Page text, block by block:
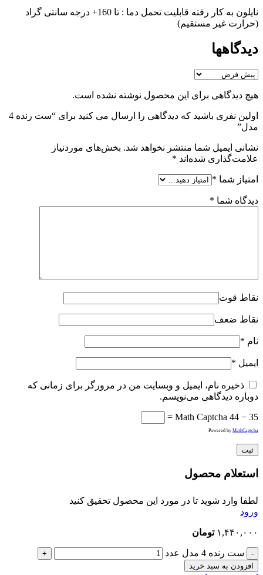
نایلون به کار رفته قابلیت تحمل دما : تا 160+ درجه سانتی گراد
(حرارت غیر مستقیم)
دیدگاهها
هیچ دیدگاهی برای این محصول نوشته نشده است.
اولین نفری باشید که دیدگاهی را ارسال می کنید برای “ست رنده 4
مدل”
نشانی ایمیل شما منتشر نخواهد شد. بخش‌های موردنیاز
علامت‌گذاری شده‌اند *
امتیاز شما *
دیدگاه شما *
نقاط قوت
نقاط ضعف
نام *
ایمیل *
ذخیره نام، ایمیل و وبسایت من در مرورگر برای زمانی که
دوباره دیدگاهی می‌نویسم.
Math Captcha 44 − 35 =
Powered by MathCaptcha
استعلام محصول
لطفا وارد شوید تا در مورد این محصول تحقیق کنید
ورود
۱,۴۴۰,۰۰۰ تومان
ست رنده 4 مدل عدد
افزودن به سبد خرید